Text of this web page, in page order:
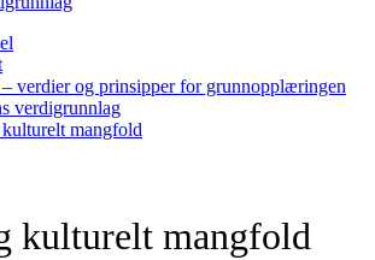
verdier og prinsipper for grunnopplæringen
verdigrunnlag
mangfold
kulturelt mangfold